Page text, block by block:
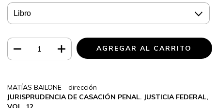
MATÍAS BAILONE - dirección
JURISPRUDENCIA DE CASACIÓN PENAL. JUSTICIA FEDERAL,